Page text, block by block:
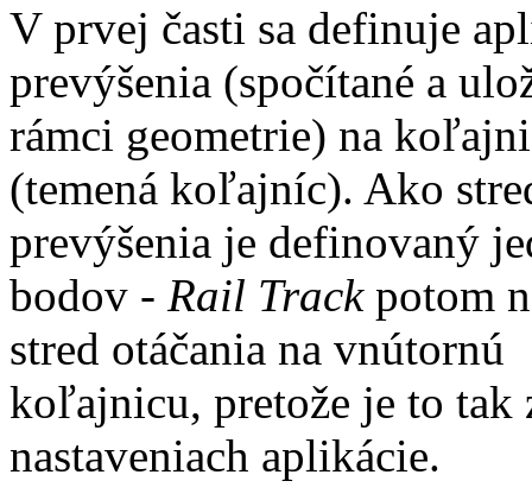
V prvej časti sa definuje
prevýšenia (spočítané a
rámci geometrie) na
(temená koľajníc). Ako
prevýšenia je definovaný
bodov - Rail Trackpotom
stred otáčania na vnútornú
koľajnicu, pretože je to tak
nastaveniach aplikácie.